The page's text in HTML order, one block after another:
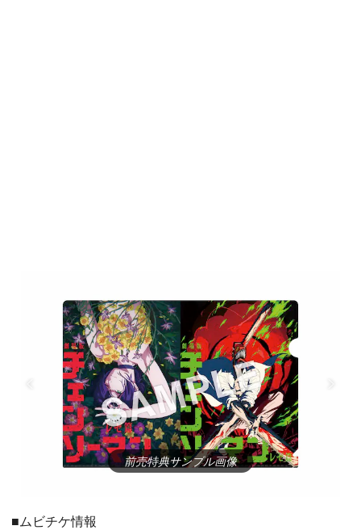
前売特典サンプル画像
■ムビチケ情報